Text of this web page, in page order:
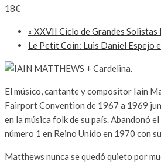
18€
« XXVII Ciclo de Grandes
Le Petit Coin: Luis Daniel Espejo
El músico, cantante y compositor Iain
Fairport Convention de 1967 a 1969
en la música folk de su país. Abandonó
número 1 en Reino Unido en 1970 con
Matthews nunca se quedó quieto por